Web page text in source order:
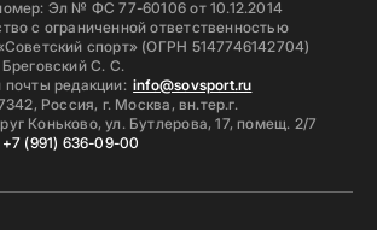
Эл № ФС 77-60106 от 10.12.2014
с ограниченной ответственностью
спорт» (ОГРН 5147746142704)
С. С.
почты редакции: info@sovsport.ru
Россия, г. Москва, вн.тер.г.
Коньково, ул. Бутлерова, 17, помещ. 2/7
+7 (991) 636-09-00